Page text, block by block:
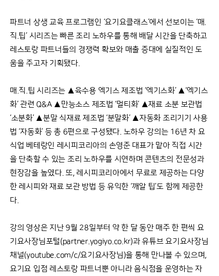
파트너 상생 교육 프로그램인 ‘요기요클래스’에서 선보이는 ‘매.
직.팁’ 시리즈는 빠른 조리 노하우를 통해 배달 시간을 단축하고
레스토랑 파트너들의 경쟁력 확보와 매출 증대에 실질적인 도
움을 주고자 기획됐다.
매.직.팁 시리즈는 ▲육수용 엑기스 제조법 ‘엑기스화’ ▲‘엑기스
화’ 관련 Q&A ▲만능소스 제조법 ‘멀티화’ ▲재료 소분 보관법
‘소분화’ ▲분말 식재료 제조법 ‘분말화’ ▲자동화 조리기기 사용
법 ‘자동화’ 등 총 6편으로 구성됐다. 노하우 강의는 16년 차 요
식업 베테랑인 레시피코리아의 손영준 대표가 맡아 직접 시간
을 단축할 수 있는 조리 노하우를 시연하며 콘텐츠의 전문성과
현장감을 높였다. 또, 레시피코리아에서 무료로 제공하는 다양
한 레시피와 재료 보관 방법 등 유익한 ‘깨알 팁’도 함께 제공한
다.
강의 영상은 지난 9월 28일부터 약 한 달 동안 매주 한 편씩 요
기요사장님포털(partner.yogiyo.co.kr)과 유튜브 요기요사장님
채널(youtube.com/c/요기요사장님)을 통해 만나볼 수 있으며,
요기요 입점 레스토랑 파트너뿐 아니라 음식점을 운영하는 자